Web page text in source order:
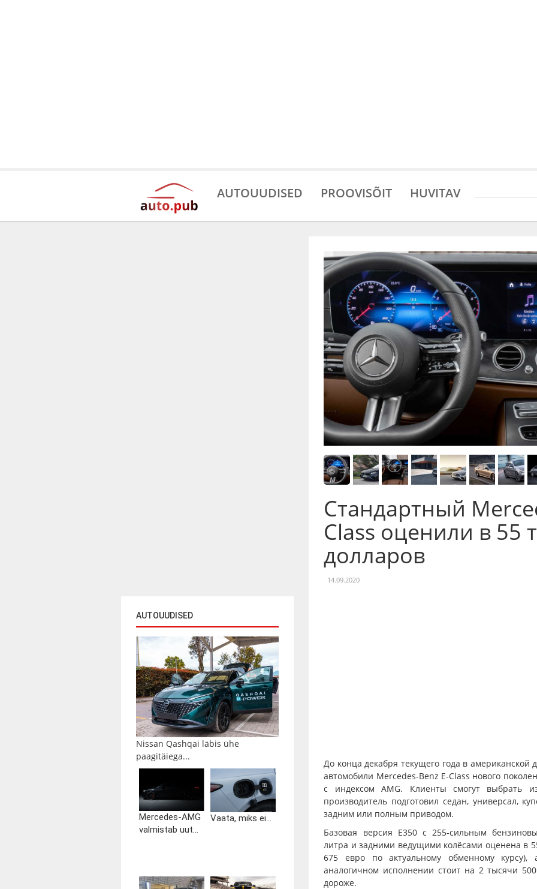
AUTOUUDISED PROOVISÕIT HUVITAV
AUTOUUDISED
Nissan Qashqai läbis ühe
paagitäiega...
Mercedes-AMG
valmistab uut...
Vaata, miks ei...
Стандартный
Class оценили в 55
долларов
14.09.2020
До конца декабря текущего года в американской
автомобили Mercedes-Benz E-Class нового
с индексом AMG. Клиенты смогут выбрать
производитель подготовил седан, универсал,
задним или полным приводом.
Базовая версия E350 с 255-сильным
литра и задними ведущими колёсами оценена в
675 евро по актуальному обменному
аналогичном исполнении стоит на 2 тысячи
дороже.